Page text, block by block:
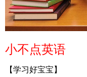
小不点英语
【学习好宝宝】